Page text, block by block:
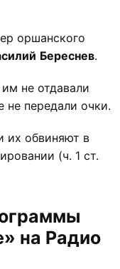
оршанского
Береснев.
не отдавали
не передали очки.
их обвиняют в
(ч. 1 ст.
на Радио